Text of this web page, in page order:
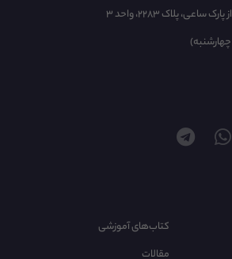
پلاک 2283، واحد 3
کتاب‌های آموزشی
مقالات